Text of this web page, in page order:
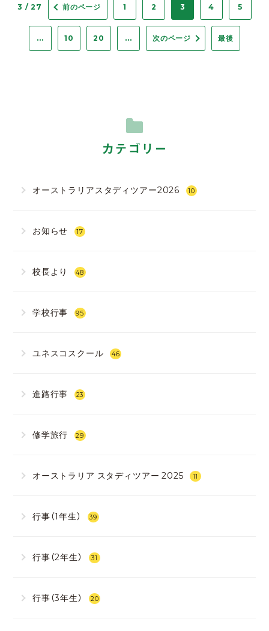
3 / 27 前のページ 1 2 3 4 5
... 10 20 ... 次のページ 最後
カテゴリー
オーストラリアスタディツアー2026 10
お知らせ 17
校長より 48
学校行事 95
ユネスコスクール 46
進路行事 23
修学旅行 29
オーストラリア スタディツアー 2025 11
行事（1年生） 39
行事（2年生） 31
行事（3年生） 20